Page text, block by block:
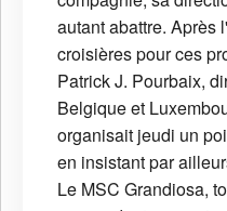
autant abattre. Après
croisières pour ces
Patrick J. Pourbaix,
Belgique et
organisait jeudi un
en insistant par
Le MSC Grandiosa,